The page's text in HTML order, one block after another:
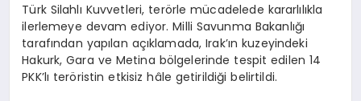
Türk Silahlı Kuvvetleri, terörle mücadelede kararlılıkla
ilerlemeye devam ediyor. Milli Savunma Bakanlığı
tarafından yapılan açıklamada, Irak’ın kuzeyindeki
Hakurk, Gara ve Metina bölgelerinde tespit edilen 14
PKK’lı teröristin etkisiz hâle getirildiği belirtildi.